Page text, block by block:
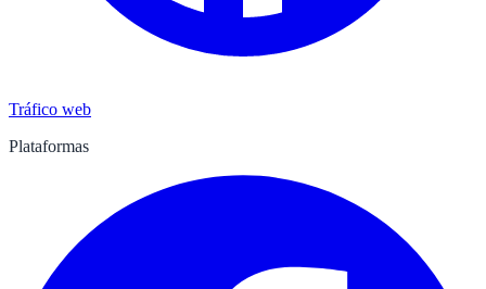
Tráfico web
Plataformas